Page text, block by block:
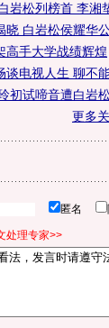
岩松列榜首 李湘
晓 白岩松侯耀华
高手大学战绩辉煌
谈电视人生 聊不
初试啼音遭白岩
更多
匿名
处理专家>>